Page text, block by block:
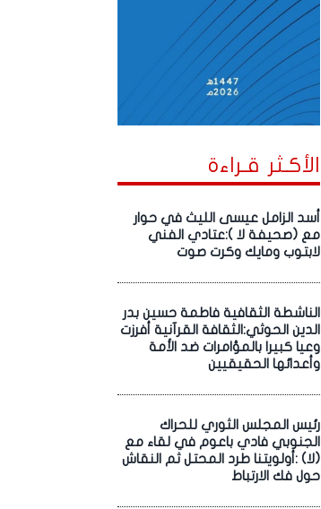
الأكـثر قـراءة
أسد الزامل عيسى الليث في حوار
مع (صحيفة لا ):عتادي الفني
لابتوب ومايك وكرت صوت
الناشطة الثقافية فاطمة حسين بدر
الدين الحوثي:الثقافة القرآنية أفرزت
وعيا كبيرا بالمؤامرات ضد الأمة
وأعدائها الحقيقيين
رئيس المجلس الثوري للحراك
الجنوبي فادي باعوم في لقاء مع
(لا) :أولويتنا طرد المحتل ثم النقاش
حول فك الارتباط